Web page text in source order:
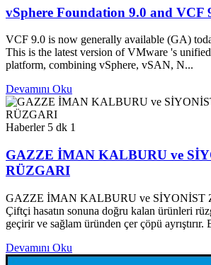
vSphere Foundation 9.0 and VCF
VCF 9.0 is now generally available (GA)
This is the latest version of VMware 's
platform, combining vSphere, vSAN, N...
Devamını Oku
Haberler 5 dk 1
GAZZE İMAN KALBURU ve
RÜZGARI
GAZZE İMAN KALBURU ve SİYONİST
Çiftçi hasatın sonuna doğru kalan ürünleri
geçirir ve sağlam üründen çer çöpü ayrıştırır.
Devamını Oku